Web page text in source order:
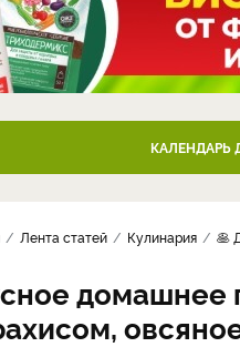
КАЛЕНДАРЬ
Лента статей Кулинария 🥞
домашнее